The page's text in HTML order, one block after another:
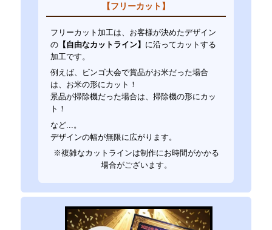
【フリーカット】
フリーカット加工は、お客様が決めたデザイン
の【自由なカットライン】 に沿ってカットする
加工です。
例えば、ビンゴ大会で賞品がお米だった場合
は、お米の形にカット！
景品が掃除機だった場合は、掃除機の形にカッ
ト！
など...。
デザインの幅が無限に広がります。
※複雑なカットラインは制作にお時間がかかる
場合がございます。